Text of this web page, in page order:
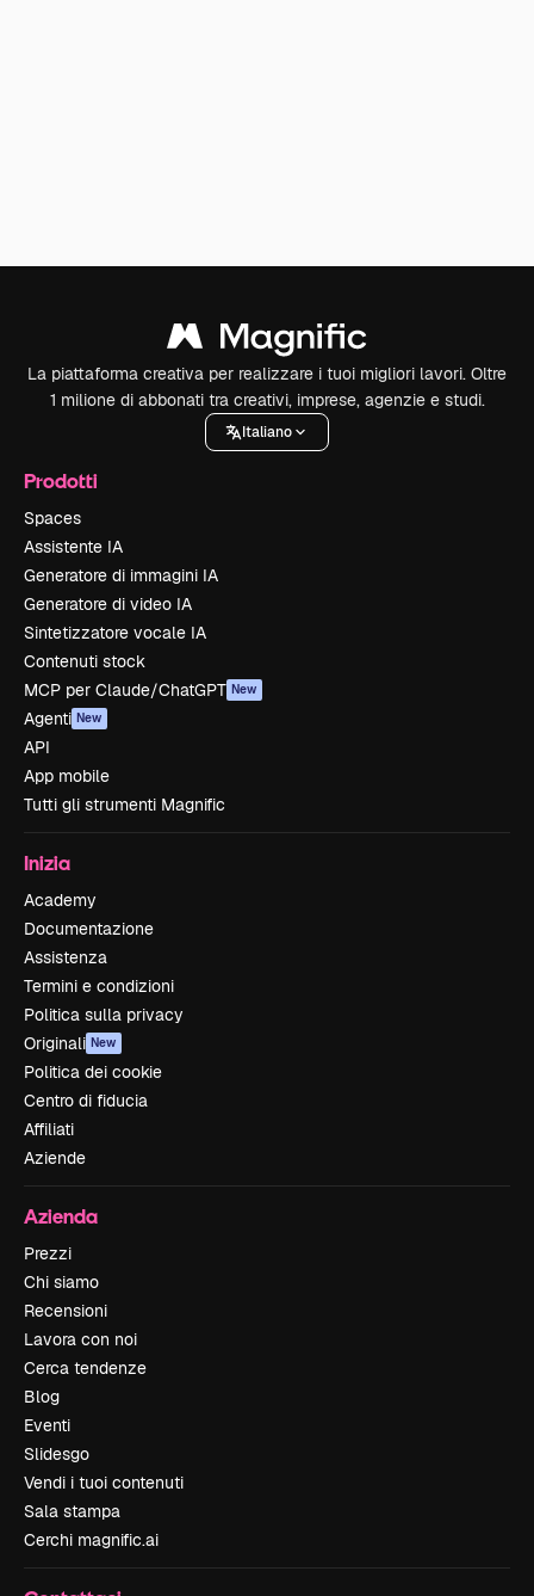
La piattaforma creativa per realizzare i tuoi migliori lavori. Oltre
1 milione di abbonati tra creativi, imprese, agenzie e studi.
Italiano
Prodotti
Spaces
Assistente IA
Generatore di immagini IA
Generatore di video IA
Sintetizzatore vocale IA
Contenuti stock
MCP per Claude/ChatGPT New
Agenti New
API
App mobile
Tutti gli strumenti Magnific
Inizia
Academy
Documentazione
Assistenza
Termini e condizioni
Politica sulla privacy
Originali New
Politica dei cookie
Centro di fiducia
Affiliati
Aziende
Azienda
Prezzi
Chi siamo
Recensioni
Lavora con noi
Cerca tendenze
Blog
Eventi
Slidesgo
Vendi i tuoi contenuti
Sala stampa
Cerchi magnific.ai